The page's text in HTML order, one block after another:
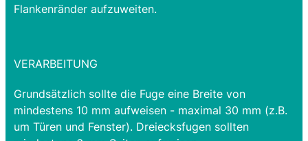
Flankenränder aufzuweiten.
VERARBEITUNG
Grundsätzlich sollte die Fuge eine Breite von
mindestens 10 mm aufweisen - maximal 30 mm (z.B.
um Türen und Fenster). Dreiecksfugen sollten